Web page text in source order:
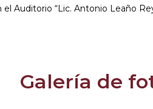
Auditorio “Lic. Antonio Leaño
Galería de